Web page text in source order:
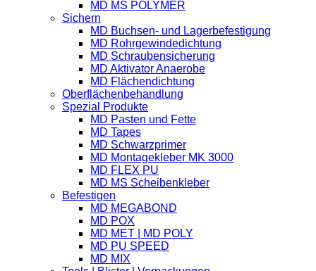
MD MS POLYMER
Sichern
MD Buchsen- und Lagerbefestigung
MD Rohrgewindedichtung
MD Schraubensicherung
MD Aktivator Anaerobe
MD Flächendichtung
Oberflächenbehandlung
Spezial Produkte
MD Pasten und Fette
MD Tapes
MD Schwarzprimer
MD Montagekleber MK 3000
MD FLEX PU
MD MS Scheibenkleber
Befestigen
MD MEGABOND
MD POX
MD MET | MD POLY
MD PU SPEED
MD MIX